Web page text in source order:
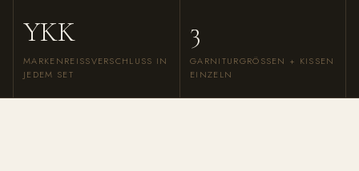
YKK
MARKENREISSVERSCHLUSS IN J
EDEM SET
3
GARNITURGRÖSSEN + KISSEN E
INZELN